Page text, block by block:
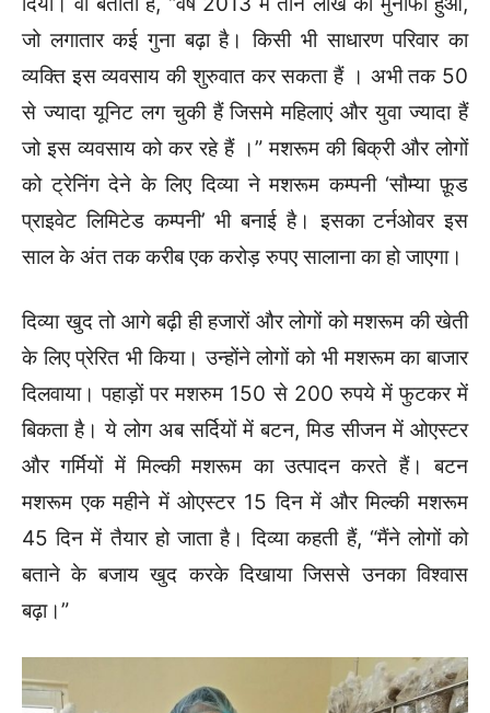
जो लगातार कई गुना बढ़ा है। किसी भी साधारण परिवार का
व्यक्ति इस व्यवसाय की शुरुवात कर सकता हैं । अभी तक 50
से ज्यादा यूनिट लग चुकी हैं जिसमे महिलाएं और युवा ज्यादा हैं
जो इस व्यवसाय को कर रहे हैं ।” मशरूम की बिक्री और लोगों
को ट्रेनिंग देने के लिए दिव्या ने मशरूम कम्पनी ‘सौम्या फ़ूड
प्राइवेट लिमिटेड कम्पनी’ भी बनाई है। इसका टर्नओवर इस
साल के अंत तक करीब एक करोड़ रुपए सालाना का हो जाएगा।
दिव्या खुद तो आगे बढ़ी ही हजारों और लोगों को मशरूम की खेती
के लिए प्रेरित भी किया। उन्होंने लोगों को भी मशरूम का बाजार
दिलवाया। पहाड़ों पर मशरुम 150 से 200 रुपये में फुटकर में
बिकता है। ये लोग अब सर्दियों में बटन, मिड सीजन में ओएस्टर
और गर्मियों में मिल्की मशरूम का उत्पादन करते हैं। बटन
मशरूम एक महीने में ओएस्टर 15 दिन में और मिल्की मशरूम
45 दिन में तैयार हो जाता है। दिव्या कहती हैं, “मैंने लोगों को
बताने के बजाय खुद करके दिखाया जिससे उनका विश्वास
बढ़ा।”